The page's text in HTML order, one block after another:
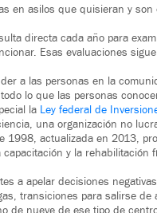
en asilos que quisieran y son
directa cada año para
Esas evaluaciones
a las personas en la
lo que las personas
la Ley federal de
una organización no
1998, actualizada en 2013,
y la rehabilitación
a apelar decisiones
transiciones para salirse de